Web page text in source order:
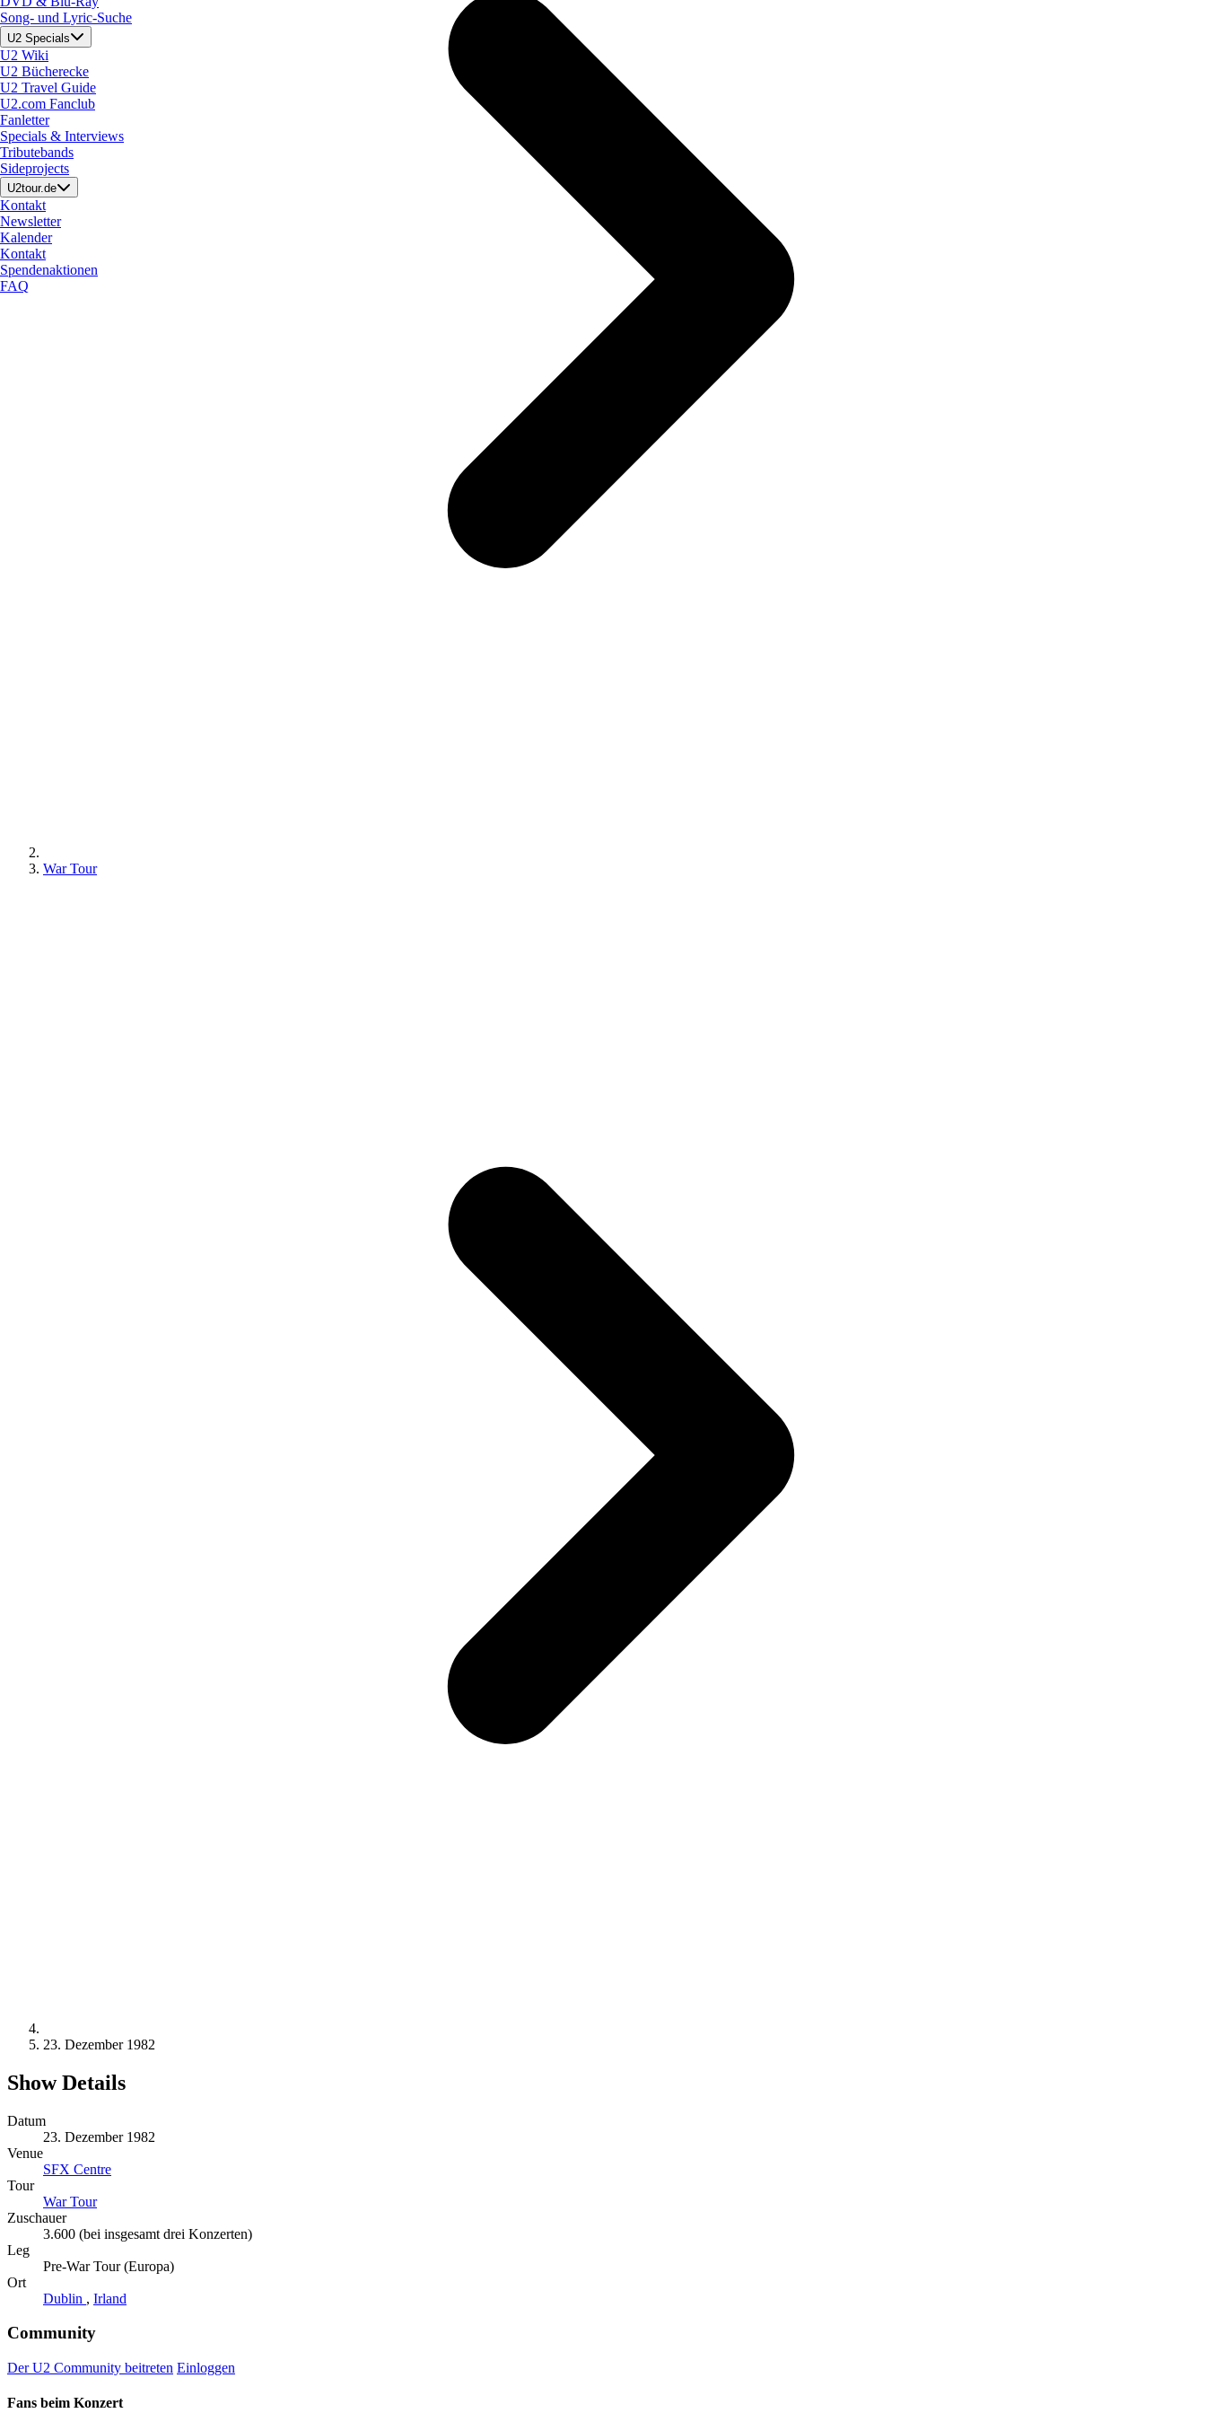
Song- und Lyric-Suche
U2 Specials
U2 Wiki
U2 Bücherecke
U2 Travel Guide
U2.com Fanclub
Fanletter
Specials & Interviews
Tributebands
Sideprojects
U2tour.de
Kontakt
Newsletter
Kalender
Kontakt
Spendenaktionen
FAQ
War Tour
23. Dezember 1982
Show Details
Datum
23. Dezember 1982
Venue
SFX Centre
Tour
War Tour
Zuschauer
3.600 (bei insgesamt drei Konzerten)
Leg
Pre-War Tour (Europa)
Ort
Dublin , Irland
Community
Der U2 Community beitreten Einloggen
Fans beim Konzert